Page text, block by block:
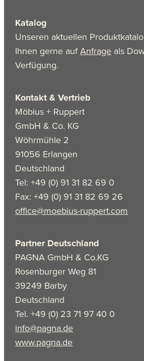
Katalog
Unseren aktuellen
Ihnen gerne aufAnfrageals
Verfügung.
Kontakt & Vertrieb
Möbius + Ruppert
GmbH & Co. KG
Wöhrmühle 2
91056 Erlangen
Deutschland
Tel: +49 (0) 91 31 82 69 0
Fax: +49 (0) 91 31 82 69 26
office@moebius-ruppert.com
Partner Deutschland
PAGNA GmbH & Co.KG
Rosenburger Weg 81
39249 Barby
Deutschland
Tel. +49 (0) 23 71 97 40 0
info@pagna.de
www.pagna.de